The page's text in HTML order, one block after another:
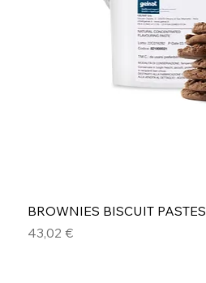
BROWNIES BISCUIT PASTES
Precio
43,02 €